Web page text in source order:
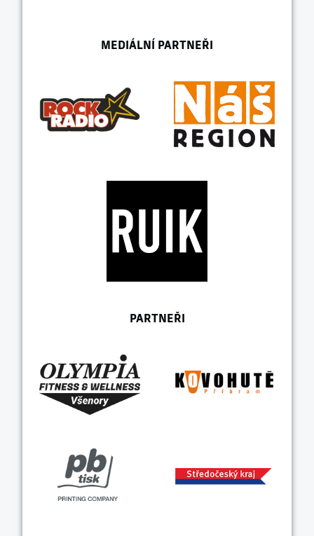
MEDIÁLNÍ PARTNEŘI
PARTNEŘI